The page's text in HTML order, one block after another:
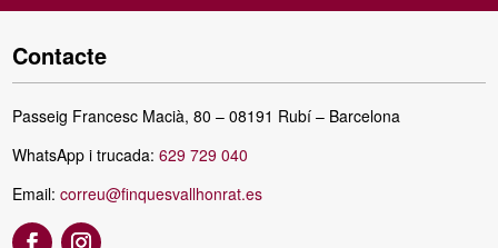
Contacte
Passeig Francesc Macià, 80 – 08191 Rubí – Barcelona
WhatsApp i trucada:629 729 040
Email:correu@finquesvallhonrat.es